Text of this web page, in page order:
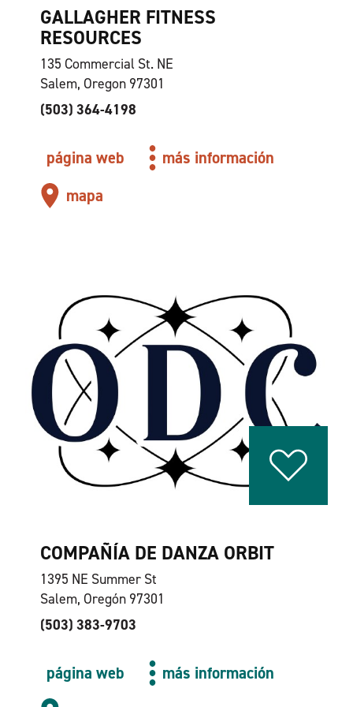
GALLAGHER FITNESS
RESOURCES
135 Commercial St. NE
Salem, Oregon 97301
(503) 364-4198
página web
más información
mapa
COMPAÑÍA DE DANZA ORBIT
1395 NE Summer St
Salem, Oregón 97301
(503) 383-9703
página web
más información